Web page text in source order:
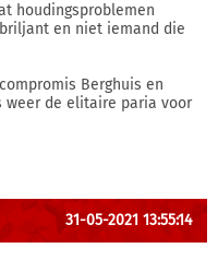
houdingsproblemen
en niet iemand die
Berghuis en
weer de elitaire paria voor
31-05-2021 13:55:14